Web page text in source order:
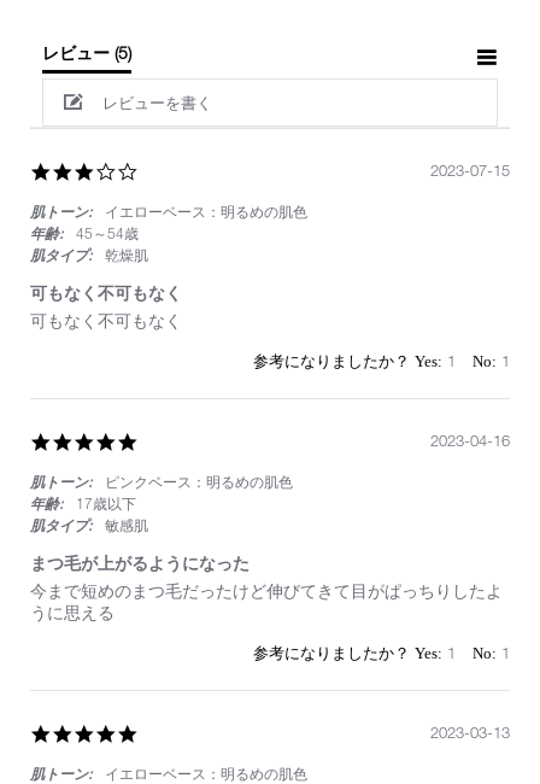
レビュー (5)
レビューを書く
rating
肌トーン:
イエローベース：明るめの肌色
年齢:
45～54歳
肌タイプ:
乾燥肌
可もなく不可もなく
Review
Jul
review
な
不
も
な
く
可もなく不可もなく
2023-07-15
1 1
rating
肌トーン:
ピンクベース：明るめの肌色
年齢:
17歳以下
肌タイプ:
敏感肌
まつ毛が上がるようになった
Review
by
2023
review
stating
が
が
よ
今まで短めのまつ毛だったけど伸びてきて目がぱっちりしたよ
うに思える
2023-04-16
1 1
rating
肌トーン:
イエローベース：明るめの肌色
2023-03-13